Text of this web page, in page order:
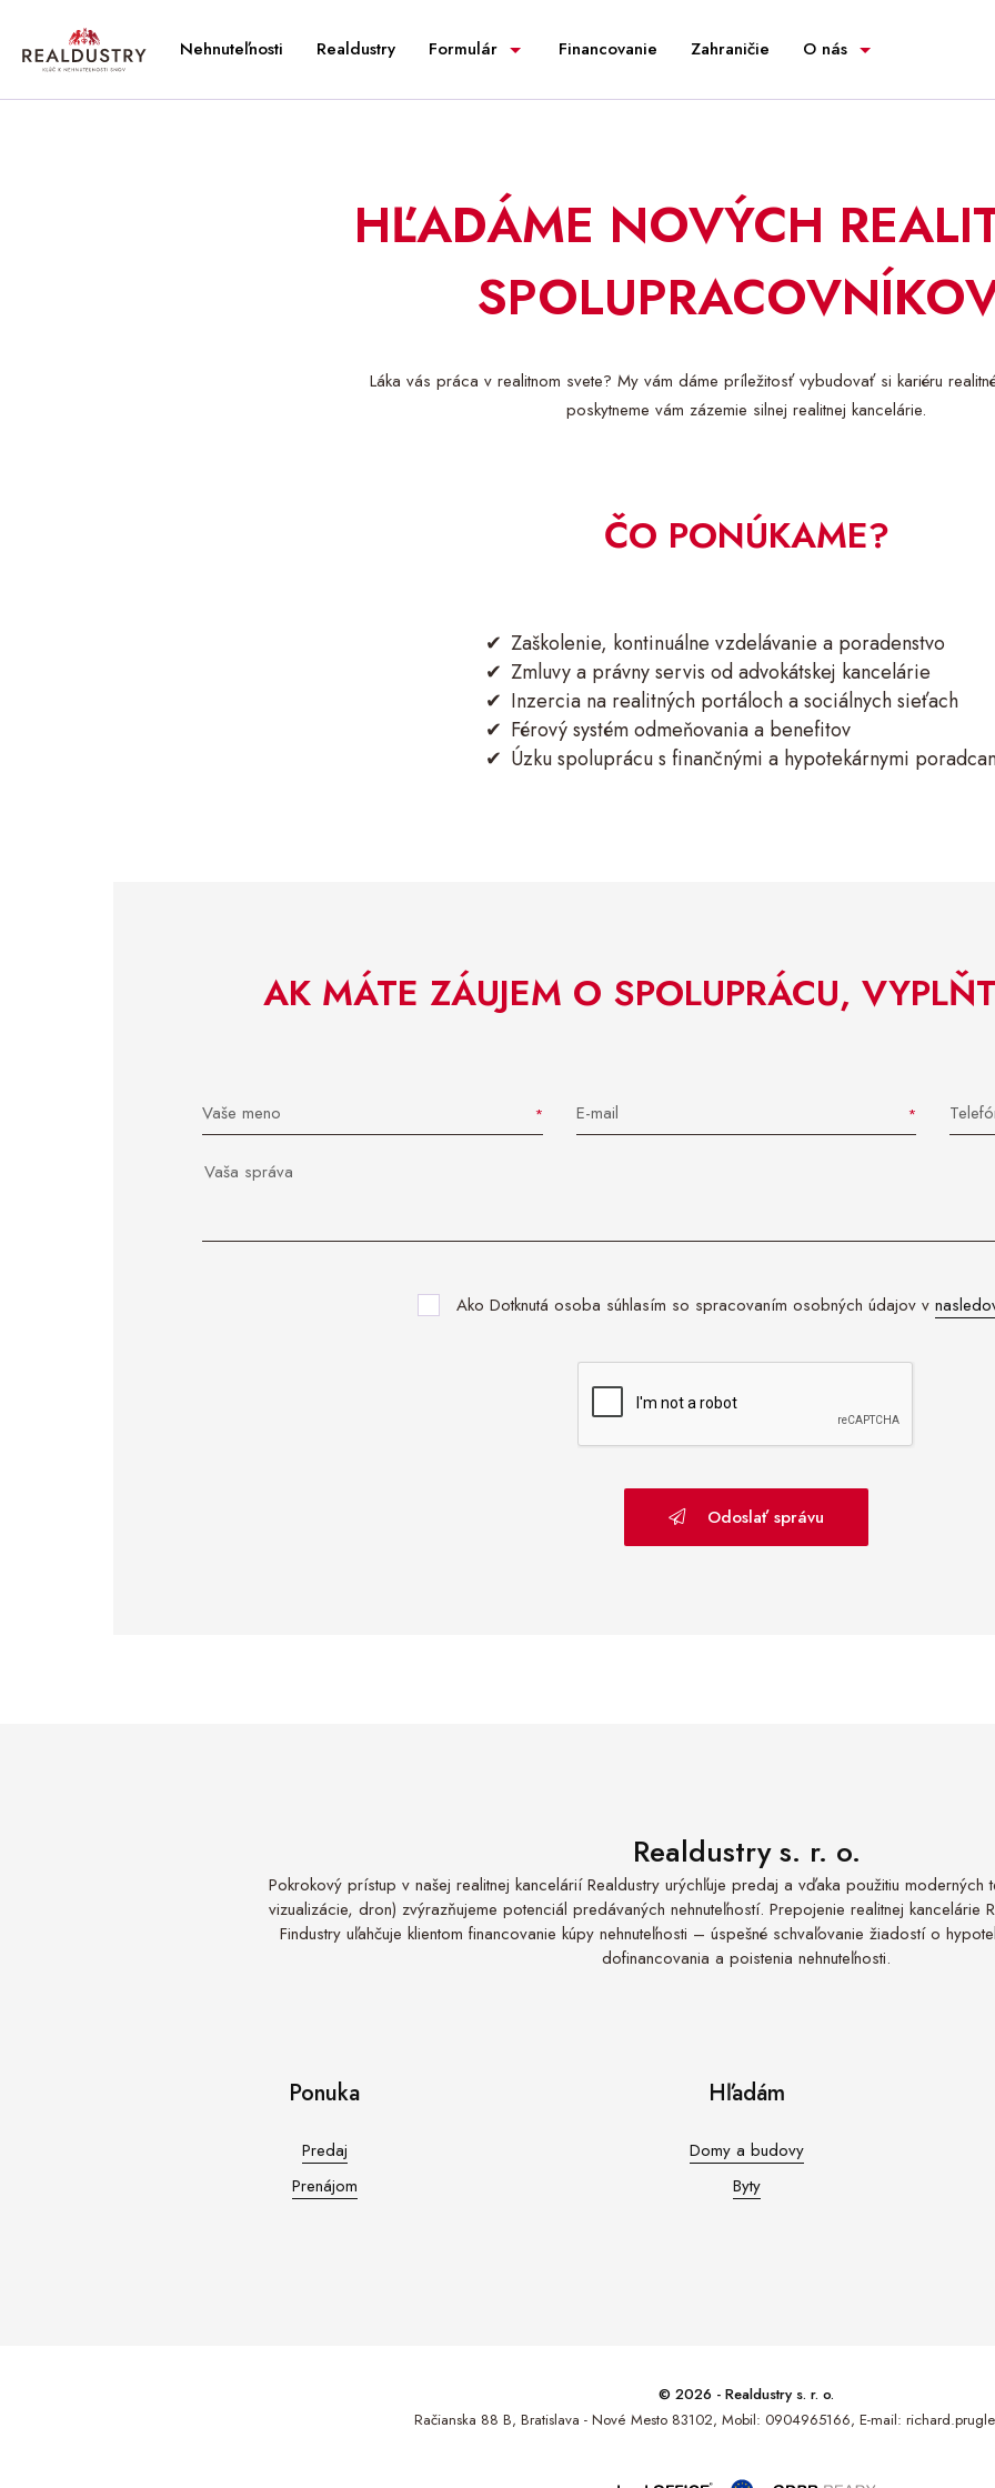
Nehnuteľnosti Realdustry Formulár Financovanie Zahraničie O nás
HĽADÁME NOVÝCH
Láka vás práca v realitnom svete? My vám dáme príležitosť vybudovať si kariéru
poskytneme vám zázemie silnej realitnej kancelárie.
ČO PONÚKAME?
Zaškolenie, kontinuálne vzdelávanie a poradenstvo
Zmluvy a právny servis od advokátskej kancelárie
Inzercia na realitných portáloch a sociálnych sieťach
Férový systém odmeňovania a benefitov
Úzku spoluprácu s finančnými a hypotekárnymi
AK MÁTE ZÁUJEM O SPOLUPRÁCU,
Vaše meno E-mail
Ako Dotknutá osoba súhlasím so spracovaním osobných údajov v
Odoslať správu
Realdustry s. r. o.
Pokrokový prístup v našej realitnej kancelárií Realdustry urýchľuje predaj a vďaka použitiu
vizualizácie, dron) zvýrazňujeme potenciál predávaných nehnuteľností. Prepojenie realitnej kancelárie
Findustry uľahčuje klientom financovanie kúpy nehnuteľnosti – úspešné schvaľovanie žiadostí o
dofinancovania a poistenia nehnuteľnosti.
Ponuka
Predaj
Prenájom
Hľadám
Domy a budovy
Byty
© 2026 - Realdustry s. r. o.
Račianska 88 B, Bratislava - Nové Mesto 83102, Mobil: 0904965166, E-mail: